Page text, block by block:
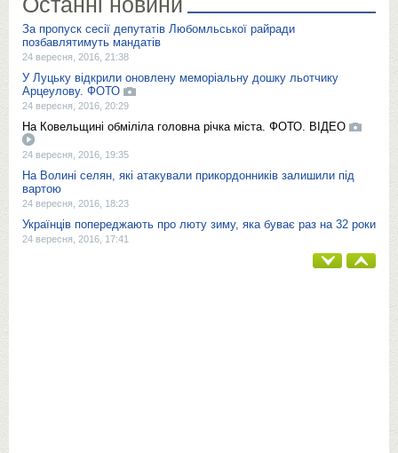
За пропуск сесії депутатів Любомльської райради
позбавлятимуть мандатів
24 вересня, 2016, 21:38
У Луцьку відкрили оновлену меморіальну дошку льотчику
Арцеулову. ФОТО
24 вересня, 2016, 20:29
На Ковельщині обміліла головна річка міста. ФОТО. ВІДЕО
24 вересня, 2016, 19:35
На Волині селян, які атакували прикордонників залишили під
вартою
24 вересня, 2016, 18:23
Українців попереджають про люту зиму, яка буває раз на 32 роки
24 вересня, 2016, 17:41